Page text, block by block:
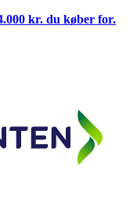
kr. du køber for.